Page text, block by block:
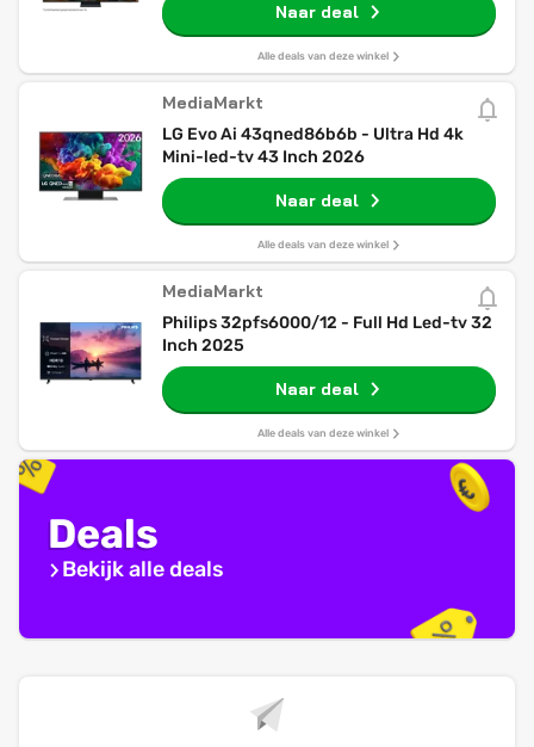
Naar deal
Alle deals van deze winkel
MediaMarkt
LG Evo Ai 43qned86b6b - Ultra Hd 4k
Mini-led-tv 43 Inch 2026
Naar deal
Alle deals van deze winkel
MediaMarkt
Philips 32pfs6000/12 - Full Hd Led-tv 32
Inch 2025
Naar deal
Alle deals van deze winkel
Deals
Bekijk alle deals